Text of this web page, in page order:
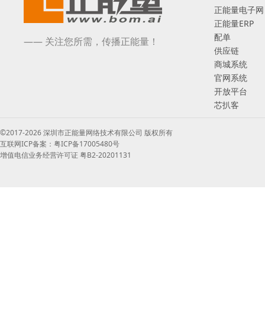
—— 关注您所需，传播正能量！
正能量电子网
正能量ERP
配单
供应链
商城系统
官网系统
开放平台
芯扒客
©2017-2026 深圳市正能量网络技术有限公司 版权所有
互联网ICP备案：粤ICP备17005480号
增值电信业务经营许可证 粤B2-20201131